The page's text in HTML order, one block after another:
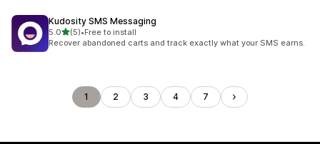
Kudosity SMS Messaging
5.05つ星中
(5)
合計レビュー数：5件
•Free to install
Recover abandoned carts and track exactly what your SMS earns.
1 2 3 4 7